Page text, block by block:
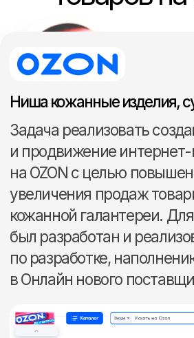
Расширенный тариф
Для взрывного роста продаж
Все работы тарифа
Обновление и контроль остатков
Заказать
от 25.000 ₽
Один маркетплейс
от 40.000 ₽
Два маркетплейса
Аналитика и оптимизация
ключевых показателей